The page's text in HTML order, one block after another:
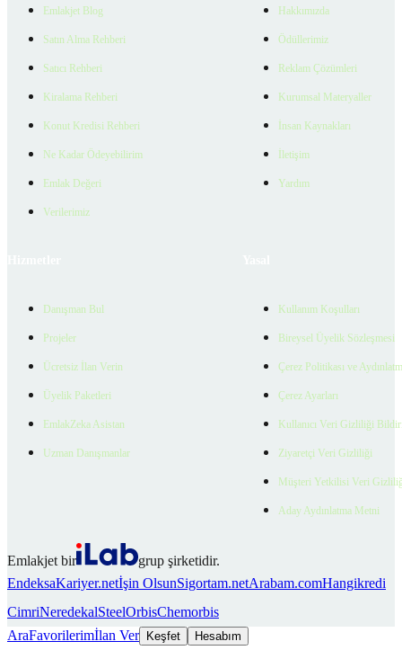
Emlakjet Blog
Satın Alma Rehberi
Satıcı Rehberi
Kiralama Rehberi
Konut Kredisi Rehberi
Ne Kadar Ödeyebilirim
Emlak Değeri
Verilerimiz
Hakkımızda
Ödüllerimiz
Reklam Çözümleri
Kurumsal Materyaller
İnsan Kaynakları
İletişim
Yardım
Danışman Bul
Projeler
Ücretsiz İlan Verin
Üyelik Paketleri
EmlakZeka Asistan
Uzman Danışmanlar
Kullanım Koşulları
Bireysel Üyelik Sözleşmesi
Çerez Politikası ve
Çerez Ayarları
Kullanıcı Veri Gizliliği
Ziyaretçi Veri Gizliliği
Müşteri Yetkilisi Veri
Aday Aydınlatma Metni
Emlakjet bir
grup şirketidir.
EndeksaKariyer.netİşin OlsunSigortam.netArabam.comHangikredi
CimriNeredekalSteelOrbisChemorbis
AraFavorilerimİlan Ver Keşfet Hesabım